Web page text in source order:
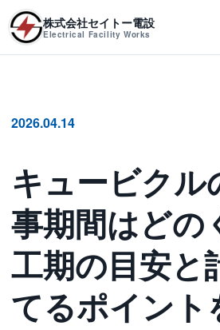
株式会社セイトー電設
Electrical Facility Works
2026.04.14
キュービクル
事期間はどの
工期の目安と
てるポイント